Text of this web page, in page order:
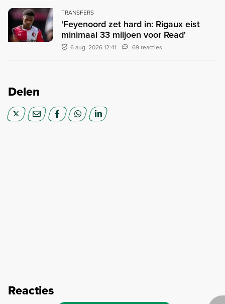
TRANSFERS
'Feyenoord zet hard in: Rigaux eist
minimaal 33 miljoen voor Read'
6 aug. 2026 12:41 69 reacties
Delen
Reacties